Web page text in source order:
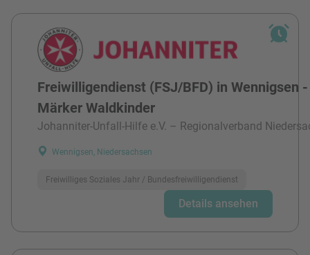
Freiwilligendienst (FSJ/BFD) in Wennigsen
Märker Waldkinder
Johanniter-Unfall-Hilfe e.V. – Regionalverband
Wennigsen, Niedersachsen
Freiwilliges Soziales Jahr / Bundesfreiwilligendienst
Details ansehen